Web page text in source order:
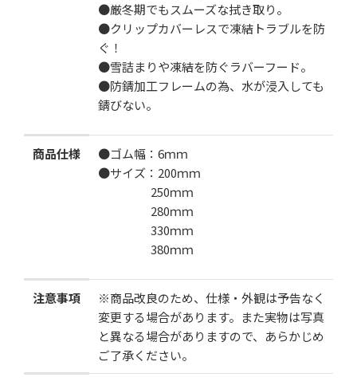
お気に入りに追加
●厳冬期でもスムーズな拭き取り。
●クリップカバーレスで凍結トラブルを防
ぐ！
●雪詰まりや凍結を防ぐラバーフード。
●防錆加工フレームの為、水が浸入しても
錆びない。
商品仕様
●ゴム幅：6ｍｍ
●サイズ：200ｍｍ
250ｍｍ
280ｍｍ
330ｍｍ
380ｍｍ
注意事項
※商品改良のため、仕様・外観は予告なく
変更する場合があります。また実物は写真
と異なる場合がありますので、あらかじめ
ご了承ください。